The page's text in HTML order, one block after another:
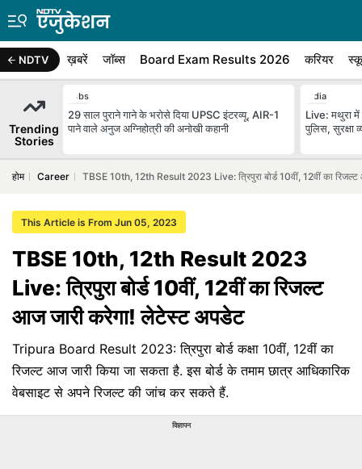
NDTV ख़बरें जॉब्स Board Exam Results 2026 करियर
Trending
Stories
Jobs
29 साल पुराने गाने के भरोसे दिया UPSC इंटरव्यू, AIR-1
पाने वाले अनुज अग्निहोत्री की अनोखी कहानी
India
Live: मथुरा में
पुलिस, सुरक्षा
होम Career TBSE 10th, 12th Result 2023 Live: त्रिपुरा बोर्ड 10वीं, 12वीं का
This Article is From Jun 05, 2023
TBSE 10th, 12th Result 2023
Live: त्रिपुरा बोर्ड 10वीं, 12वीं का रिजल्ट
आज जारी करेगा! लेटेस्ट अपडेट
Tripura Board Result 2023: त्रिपुरा बोर्ड कक्षा 10वीं, 12वीं का
रिजल्ट आज जारी किया जा सकता है. इस बोर्ड के तमाम छात्र आधिकारिक
वेबसाइट से अपने रिजल्ट की जांच कर सकते हैं.
विज्ञापन